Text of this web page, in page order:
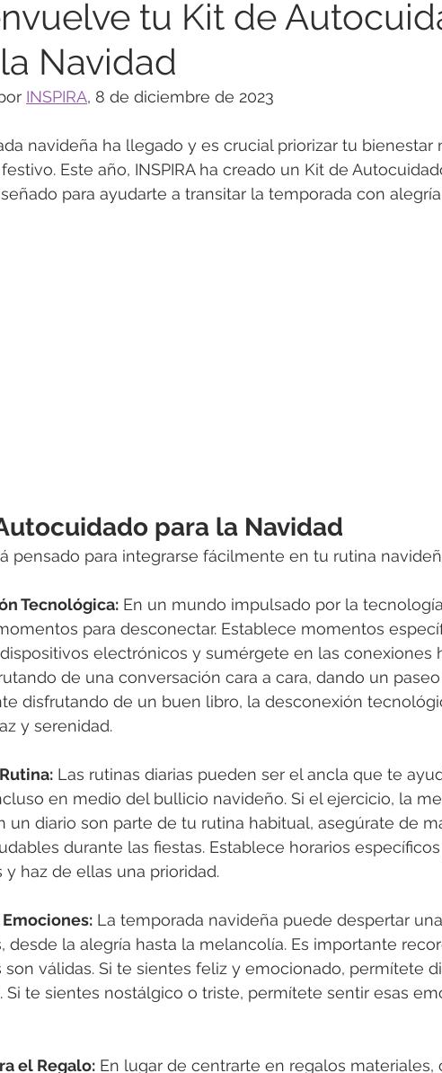
Prevención Suicidio
Mindfulness Resiliencia Salud Física y Emocional
tu Kit de
Navidad
INSPIRA, 8 de diciembre de 2023
navideña ha llegado y es crucial priorizar tu bienestar
Este año, INSPIRA ha creado un Kit de
para ayudarte a transitar la temporada con
para la Navidad
pensado para integrarse fácilmente en tu rutina
Tecnológica: En un mundo impulsado por la
para desconectar. Establece momentos
electrónicos y sumérgete en las conexiones
de una conversación cara a cara, dando un
disfrutando de un buen libro, la desconexión
y serenidad.
Las rutinas diarias pueden ser el ancla que te
en medio del bullicio navideño. Si el ejercicio, la
un diario son parte de tu rutina habitual, asegúrate de
durante las fiestas. Establece horarios
y haz de ellas una prioridad.
La temporada navideña puede despertar
desde la alegría hasta la melancolía. Es importante
válidas. Si te sientes feliz y emocionado, permítete
Si te sientes nostálgico o triste, permítete sentir esas
el Regalo: En lugar de centrarte en regalos materiales,